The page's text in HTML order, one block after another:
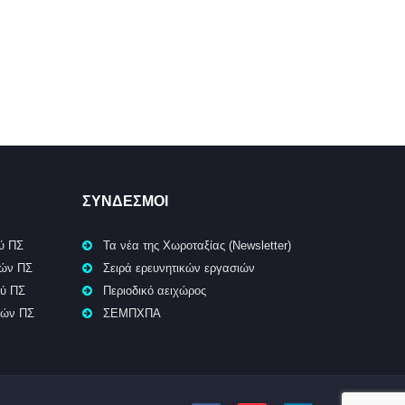
ΠΣ
ΠΣ
ΠΣ
ΠΣ
ΣΥΝΔΕΣΜΟΙ
Τα νέα της Χωροταξίας (Newsletter)
Σειρά ερευνητικών εργασιών
Περιοδικό αειχώρος
ΣΕΜΠΧΠΑ